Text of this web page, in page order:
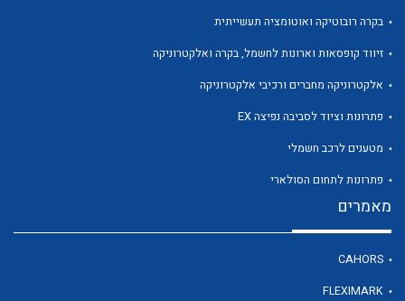
לכל מוצרי היצרן
בקרה רובוטיקה ואוטומציה תעשייתית
זיווד קופסאות וארונות לחשמל, בקרה ואלקטרוניקה
אלקטרוניקה מחברים ורכיבי אלקטרוניקה
פתרונות וציוד לסביבה נפיצה EX
מטענים לרכב חשמלי
פתרונות לתחום הסולארי
מאמרים
CAHORS
FLEXIMARK